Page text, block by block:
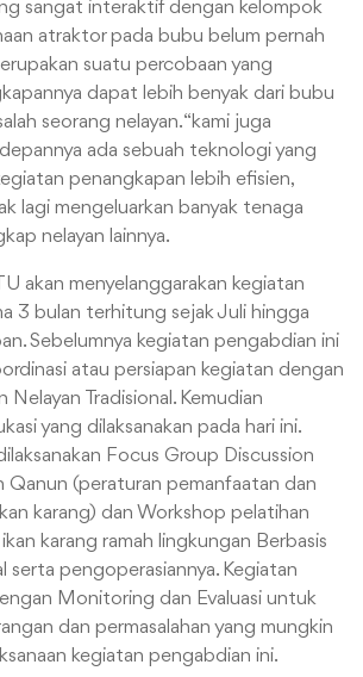
sangat interaktif dengan kelompok
atraktor pada bubu belum pernah
suatu percobaan yang
dapat lebih benyak dari bubu
seorang nelayan. “kami juga
ada sebuah teknologi yang
penangkapan lebih efisien,
lagi mengeluarkan banyak tenaga
nelayan lainnya.
akan menyelanggarakan kegiatan
3 bulan terhitung sejak Juli hingga
Sebelumnya kegiatan pengabdian ini
atau persiapan kegiatan dengan
Nelayan Tradisional. Kemudian
yang dilaksanakan pada hari ini.
Focus Group Discussion
Qanun (peraturan pemanfaatan dan
karang) dan Workshop pelatihan
karang ramah lingkungan Berbasis
serta pengoperasiannya. Kegiatan
Monitoring dan Evaluasi untuk
dan permasalahan yang mungkin
kegiatan pengabdian ini.